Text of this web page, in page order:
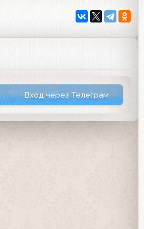
Вход через Телеграм